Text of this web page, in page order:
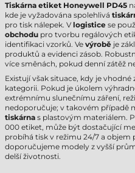
Tiskárna etiket Honeywell PD45
kde je vyžadována spolehlivá
pro tisk nálepek. V logistice se
obchodu pro tvorbu regálových
identifikaci vzorků. Ve výrobě je
produktů a evidenci zásob.
více směnách, pokud denní zátěž
Existují však situace, kdy je
kategorii. Pokud je úkolem
extrémnímu slunečnímu záření,
nedoporučuje; v takovém případě
tiskárna s plastovým materiálem.
000 etiket, může být dostačující
probíhá tisk v režimu 24/7 a objem
doporučujeme modely z vyšší
delší životnosti.